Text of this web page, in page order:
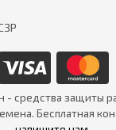
- средства защиты
Бесплатная